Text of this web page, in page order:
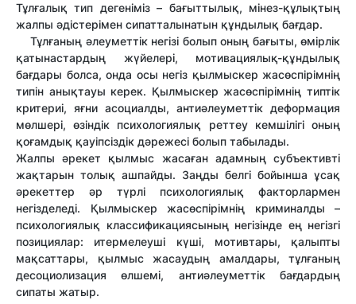
Тұлғалық тип дегеніміз – бағыттылық, мінез-құлықтың
жалпы әдістерімен сипатталынатын құндылық бағдар.
Тұлғаның әлеуметтік негізі болып оның бағыты, өмірлік
қатынастардың жүйелері, мотивациялық-құндылық
бағдары болса, онда осы негіз қылмыскер жасөспірімнің
типін анықтауы керек. Қылмыскер жасөспірімнің типтік
критериі, яғни асоциалды, антиәлеуметтік деформация
мөлшері, өзіндік психологиялық реттеу кемшілігі оның
қоғамдық қауіпсіздік дәрежесі болып табылады.
Жалпы әрекет қылмыс жасаған адамның субъективті
жақтарын толық ашпайды. Заңды белгі бойынша ұсақ
әрекеттер әр түрлі психологиялық факторлармен
негізделеді. Қылмыскер жасөспірімнің криминалды –
психологиялық классификациясының негізінде ең негізгі
позициялар: итермелеуші күші, мотивтары, қалыпты
мақсаттары, қылмыс жасаудың амалдары, тұлғаның
десоциолизация өлшемі, антиәлеуметтік бағдардың
сипаты жатыр.